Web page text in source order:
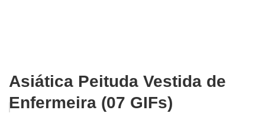
Asiática Peituda Vestida de
Enfermeira (07 GIFs)